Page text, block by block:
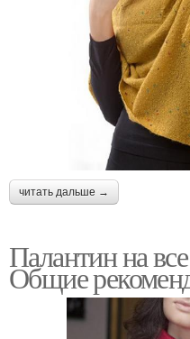
читать дальше →
Палантин на
Общие